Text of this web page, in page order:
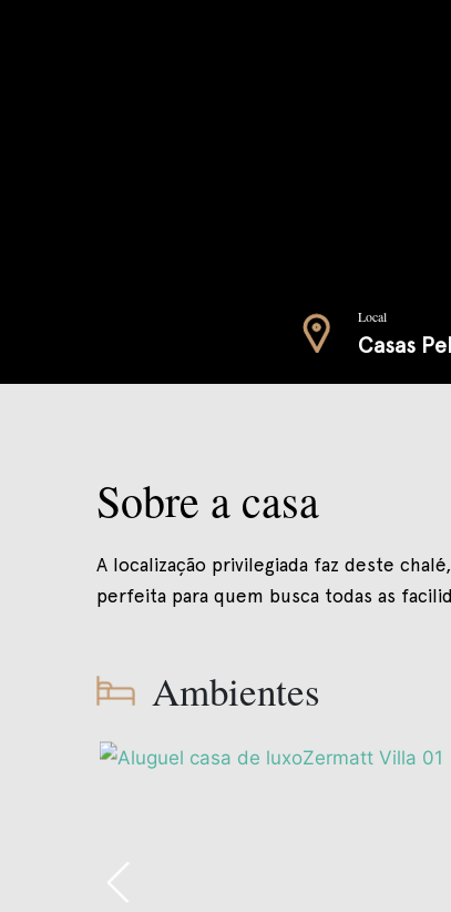
Local
Casas
Sobre a casa
A localização privilegiada faz deste
perfeita para quem busca todas as
Ambientes